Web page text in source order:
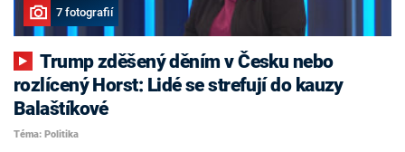
7 fotografií
Trump zděšený děním v Česku nebo
rozlícený Horst: Lidé se strefují do kauzy
Balaštíkové
Téma: Politika